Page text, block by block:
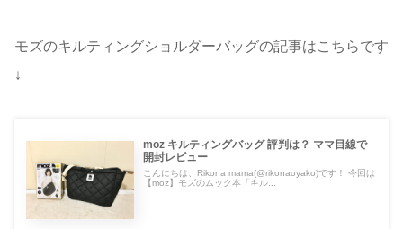
モズのキルティングショルダーバッグの記事はこちらです
↓
moz キルティングバッグ 評判は？ ママ目線で
開封レビュー
こんにちは、Rikona mama(@rikonaoyako)です！ 今回は
【moz】モズのムック本「キル...